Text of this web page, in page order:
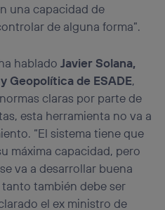
una capacidad de
de alguna forma”.
habladoJavier Solana,
Geopolítica de ESADE,
claras por parte de
esta herramienta no va a
“El sistema tiene que
máxima capacidad, pero
va a desarrollar buena
también debe ser
el ex ministro de